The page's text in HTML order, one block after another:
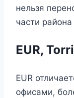
нельзя
части
EUR,
EUR
офисами,